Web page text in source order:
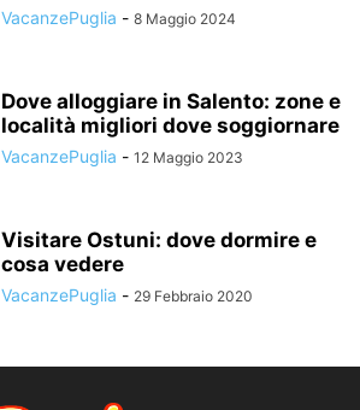
VacanzePuglia - 8 Maggio 2024
Dove alloggiare in Salento: zone e
località migliori dove soggiornare
VacanzePuglia - 12 Maggio 2023
Visitare Ostuni: dove dormire e
cosa vedere
VacanzePuglia - 29 Febbraio 2020